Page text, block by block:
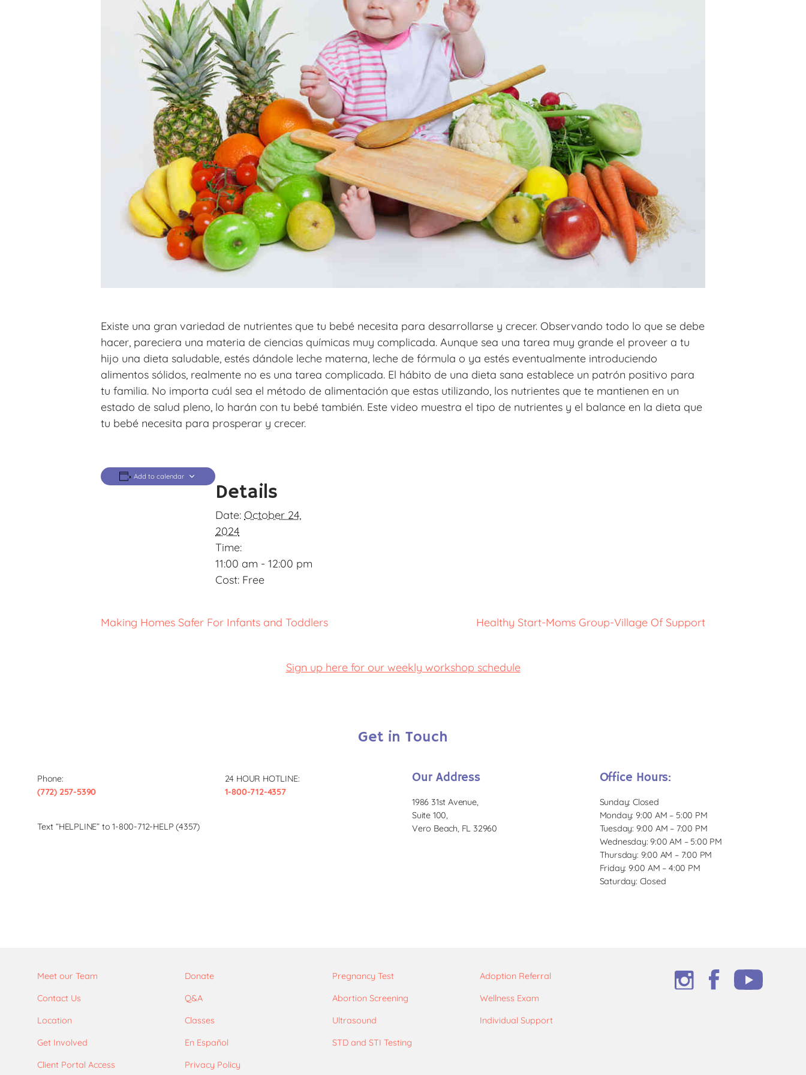
Existe una gran variedad de nutrientes que tu bebé necesita para desarrollarse y crecer. Observando todo lo que se debe
hacer, pareciera una materia de ciencias químicas muy complicada. Aunque sea una tarea muy grande el proveer a tu
hijo una dieta saludable, estés dándole leche materna, leche de fórmula o ya estés eventualmente introduciendo
alimentos sólidos, realmente no es una tarea complicada. El hábito de una dieta sana establece un patrón positivo para
tu familia. No importa cuál sea el método de alimentación que estas utilizando, los nutrientes que te mantienen en un
estado de salud pleno, lo harán con tu bebé también. Este video muestra el tipo de nutrientes y el balance en la dieta que
tu bebé necesita para prosperar y crecer.
Add to calendar
Details
Date: October 24,
2024
Time:
11:00 am - 12:00 pm
Cost: Free
Making Homes Safer For Infants and Toddlers Healthy Start-Moms Group-Village Of Support
Sign up here for our weekly workshop schedule
Get in Touch
Phone:
(772) 257-5390
24 HOUR HOTLINE:
1-800-712-4357
Text “HELPLINE” to 1-800-712-HELP (4357)
Our Address
1986 31st Avenue,
Suite 100,
Vero Beach, FL 32960
Office Hours:
Sunday: Closed
Monday: 9:00 AM – 5:00 PM
Tuesday: 9:00 AM – 7:00 PM
Wednesday: 9:00 AM – 5:00 PM
Thursday: 9:00 AM – 7:00 PM
Friday: 9:00 AM – 4:00 PM
Saturday: Closed
Meet our Team
Contact Us
Location
Get Involved
Client Portal Access
Donate
Q&A
Classes
En Español
Privacy Policy
Pregnancy Test
Abortion Screening
Ultrasound
STD and STI Testing
Adoption Referral
Wellness Exam
Individual Support